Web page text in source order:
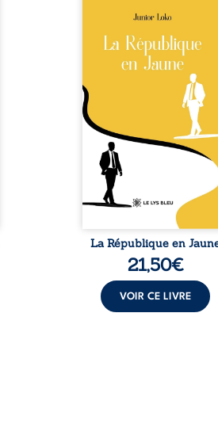
Congo, la naissance
jumeaux de races
bouleverse l’ordre
Senior est Noir et Junior
Blanc, bien que nés
couple de Noirs. Très
l’événement attire les
internationaux et
le bébé blanc en une
emblématique
investie, selon certains,
mission
Cependant, sous couvert
La République en
21,50€
VOIR CE LIVRE